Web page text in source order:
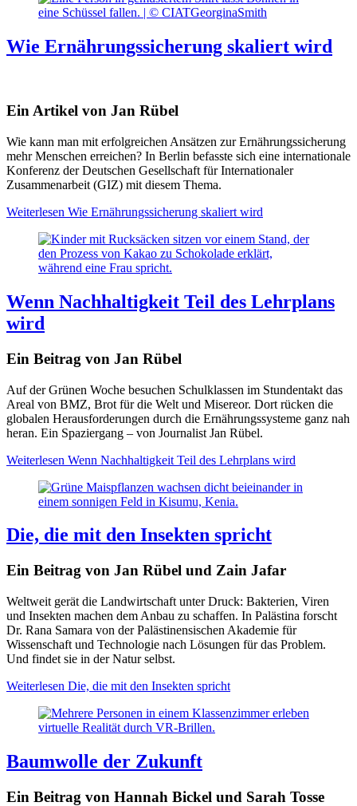
Wie Ernährungssicherung skaliert wird
Ein Artikel von Jan Rübel
Wie kann man mit erfolgreichen Ansätzen zur Ernährungssicherung
mehr Menschen erreichen? In Berlin befasste sich eine internationale
Konferenz der Deutschen Gesellschaft für Internationaler
Zusammenarbeit (GIZ) mit diesem Thema.
Weiterlesen Wie Ernährungssicherung skaliert wird
Wenn Nachhaltigkeit Teil des Lehrplans
wird
Ein Beitrag von Jan Rübel
Auf der Grünen Woche besuchen Schulklassen im Stundentakt das
Areal von BMZ, Brot für die Welt und Misereor. Dort rücken die
globalen Herausforderungen durch die Ernährungssysteme ganz nah
heran. Ein Spaziergang – von Journalist Jan Rübel.
Weiterlesen Wenn Nachhaltigkeit Teil des Lehrplans wird
Die, die mit den Insekten spricht
Ein Beitrag von Jan Rübel und Zain Jafar
Weltweit gerät die Landwirtschaft unter Druck: Bakterien, Viren
und Insekten machen dem Anbau zu schaffen. In Palästina forscht
Dr. Rana Samara von der Palästinensischen Akademie für
Wissenschaft und Technologie nach Lösungen für das Problem.
Und findet sie in der Natur selbst.
Weiterlesen Die, die mit den Insekten spricht
Baumwolle der Zukunft
Ein Beitrag von Hannah Bickel und Sarah Tosse